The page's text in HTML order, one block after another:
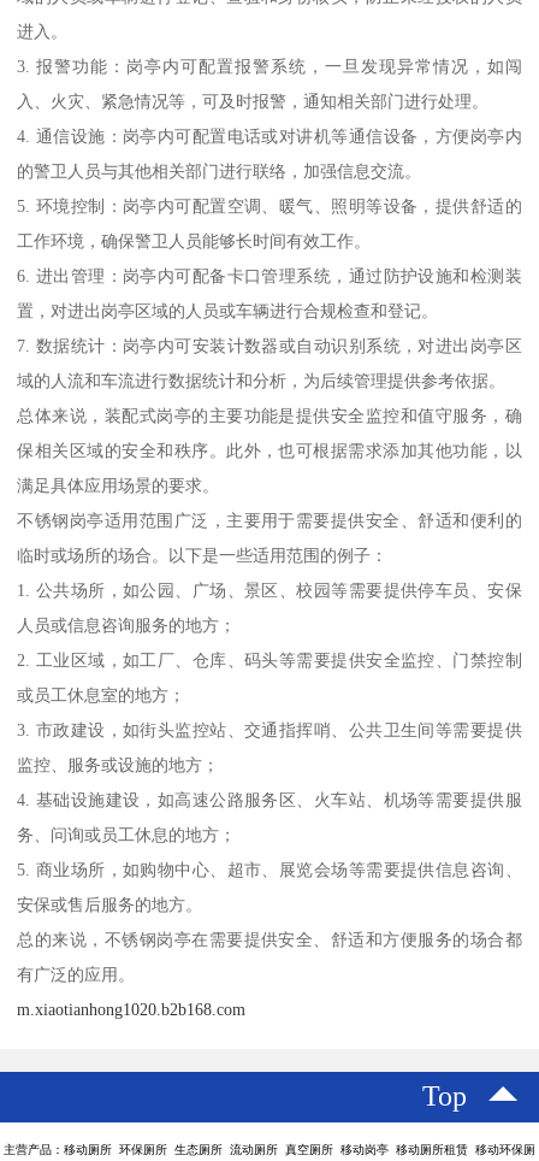
进入。
3. 报警功能：岗亭内可配置报警系统，一旦发现异常情况，如闯
入、火灾、紧急情况等，可及时报警，通知相关部门进行处理。
4. 通信设施：岗亭内可配置电话或对讲机等通信设备，方便岗亭内
的警卫人员与其他相关部门进行联络，加强信息交流。
5. 环境控制：岗亭内可配置空调、暖气、照明等设备，提供舒适的
工作环境，确保警卫人员能够长时间有效工作。
6. 进出管理：岗亭内可配备卡口管理系统，通过防护设施和检测装
置，对进出岗亭区域的人员或车辆进行合规检查和登记。
7. 数据统计：岗亭内可安装计数器或自动识别系统，对进出岗亭区
域的人流和车流进行数据统计和分析，为后续管理提供参考依据。
总体来说，装配式岗亭的主要功能是提供安全监控和值守服务，确
保相关区域的安全和秩序。此外，也可根据需求添加其他功能，以
满足具体应用场景的要求。
不锈钢岗亭适用范围广泛，主要用于需要提供安全、舒适和便利的
临时或场所的场合。以下是一些适用范围的例子：
1. 公共场所，如公园、广场、景区、校园等需要提供停车员、安保
人员或信息咨询服务的地方；
2. 工业区域，如工厂、仓库、码头等需要提供安全监控、门禁控制
或员工休息室的地方；
3. 市政建设，如街头监控站、交通指挥哨、公共卫生间等需要提供
监控、服务或设施的地方；
4. 基础设施建设，如高速公路服务区、火车站、机场等需要提供服
务、问询或员工休息的地方；
5. 商业场所，如购物中心、超市、展览会场等需要提供信息咨询、
安保或售后服务的地方。
总的来说，不锈钢岗亭在需要提供安全、舒适和方便服务的场合都
有广泛的应用。
m.xiaotianhong1020.b2b168.com
Top
主营产品：移动厕所 环保厕所 生态厕所 流动厕所 真空厕所 移动岗亭 移动厕所租赁 移动环保厕